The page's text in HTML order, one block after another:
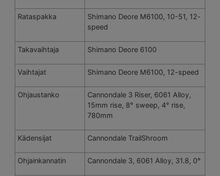
Rataspakka
Shimano Deore M6100, 10-51, 12-
speed
Takavaihtaja Shimano Deore 6100
Vaihtajat Shimano Deore M6100, 12-speed
Ohjaustanko
Cannondale 3 Riser, 6061 Alloy,
15mm rise, 8° sweep, 4° rise,
780mm
Kädensijat Cannondale TrailShroom
Ohjainkannatin Cannondale 3, 6061 Alloy, 31.8, 0°